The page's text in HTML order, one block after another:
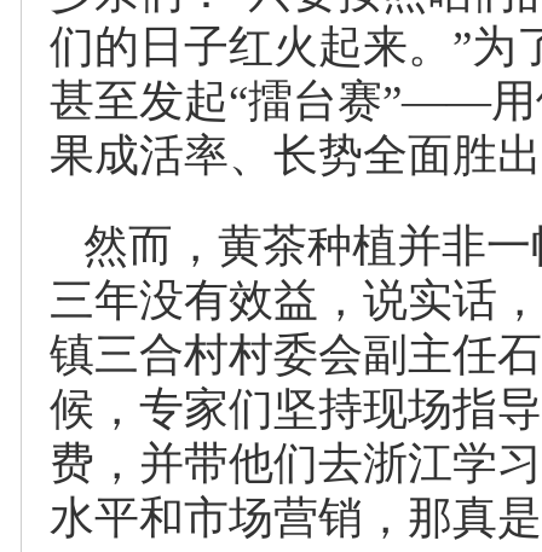
们的日子红火起来。”为
甚至发起“擂台赛”——用
果成活率、长势全面胜
然而，黄茶种植并非
三年没有效益，说实话
镇三合村村委会副主任
候，专家们坚持现场指
费，并带他们去浙江学
水平和市场营销，那真